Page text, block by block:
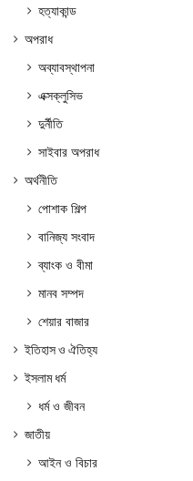
হত্যাকান্ড
অপরাধ
অব্যাবস্থাপনা
এক্সক্লুসিভ
দুর্নীতি
সাইবার অপরাধ
অর্থনীতি
পোশাক শিল্প
বানিজ্য সংবাদ
ব্যাংক ও বীমা
মানব সম্পদ
শেয়ার বাজার
ইতিহাস ও ঐতিহ্য
ইসলাম ধর্ম
ধর্ম ও জীবন
জাতীয়
আইন ও বিচার